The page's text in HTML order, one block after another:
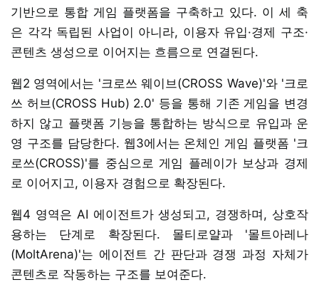
기반으로 통합 게임 플랫폼을 구축하고 있다. 이 세 축
은 각각 독립된 사업이 아니라, 이용자 유입·경제 구조·
콘텐츠 생성으로 이어지는 흐름으로 연결된다.
웹2 영역에서는 '크로쓰 웨이브(CROSS Wave)'와 '크로
쓰 허브(CROSS Hub) 2.0' 등을 통해 기존 게임을 변경
하지 않고 플랫폼 기능을 통합하는 방식으로 유입과 운
영 구조를 담당한다. 웹3에서는 온체인 게임 플랫폼 '크
로쓰(CROSS)'를 중심으로 게임 플레이가 보상과 경제
로 이어지고, 이용자 경험으로 확장된다.
웹4 영역은 AI 에이전트가 생성되고, 경쟁하며, 상호작
용하는 단계로 확장된다. 몰티로얄과 '몰트아레나
(MoltArena)'는 에이전트 간 판단과 경쟁 과정 자체가
콘텐츠로 작동하는 구조를 보여준다.